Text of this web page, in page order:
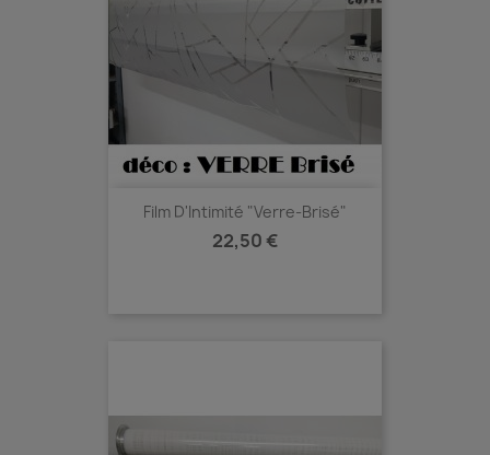
Film D'Intimité "Verre-Brisé"
Prix
22,50 €